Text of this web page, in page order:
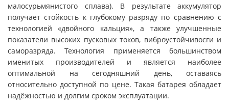
малосурьмянистого сплава). В результате аккумулятор
получает стойкость к глубокому разряду по сравнению с
технологией «двойного кальция», а также улучшенные
показатели высоких пусковых токов, виброустойчивосги и
саморазряда. Технология применяется большинством
именитых производителей и является наиболее
оптимальной на сегодняшний день, оставаясь
относительно доступной по цене. Такая батарея обладает
надёжностью и долгим сроком эксплуатации.